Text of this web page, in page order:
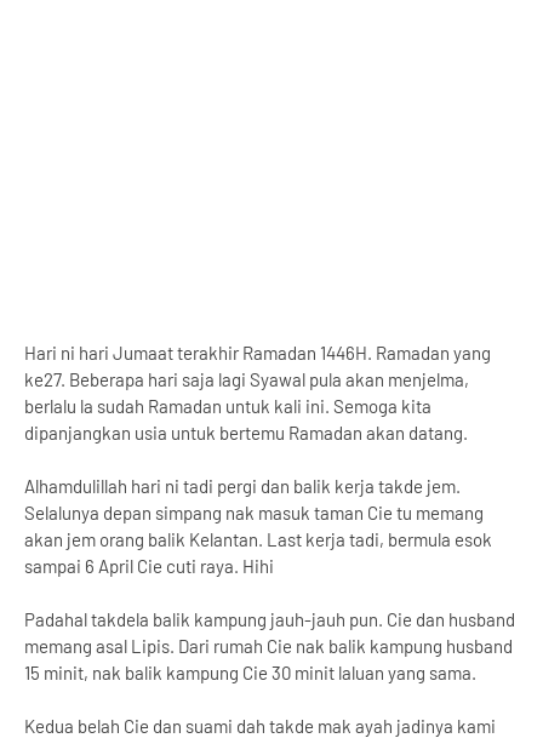
Hari ni hari Jumaat terakhir Ramadan 1446H. Ramadan yang
ke27. Beberapa hari saja lagi Syawal pula akan menjelma,
berlalu la sudah Ramadan untuk kali ini. Semoga kita
dipanjangkan usia untuk bertemu Ramadan akan datang.
Alhamdulillah hari ni tadi pergi dan balik kerja takde jem.
Selalunya depan simpang nak masuk taman Cie tu memang
akan jem orang balik Kelantan. Last kerja tadi, bermula esok
sampai 6 April Cie cuti raya. Hihi
Padahal takdela balik kampung jauh-jauh pun. Cie dan husband
memang asal Lipis. Dari rumah Cie nak balik kampung husband
15 minit, nak balik kampung Cie 30 minit laluan yang sama.
Kedua belah Cie dan suami dah takde mak ayah jadinya kami